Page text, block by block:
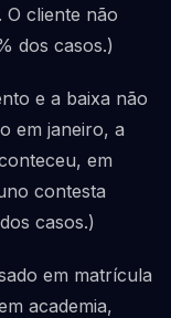
O cliente não
dos casos.)
e a baixa não
em janeiro, a
em
contesta
casos.)
em matrícula
academia,